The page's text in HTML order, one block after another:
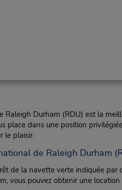
Durham (RDU) est la
dans une position
le plaisir.
de Raleigh Durham
de la navette verte indiquée
vous pouvez obtenir une